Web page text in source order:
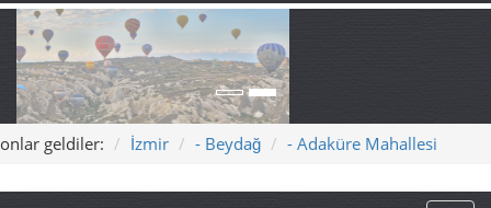
onlar geldiler: İzmir - Beydağ - Adaküre Mahallesi